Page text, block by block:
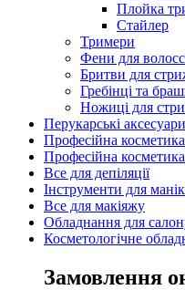
Плойка
Стайлер
Тримери
Фени для
Бритви для
Гребінці та
Ножиці для
Перукарські аксесуари
Професійна
Професійна
Все для депіляції
Інструменти для
Все для макіяжу
Обладнання для
Косметологічне
Замовлення